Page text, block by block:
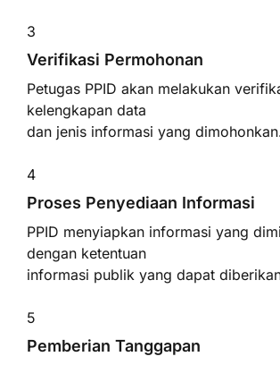
3
Verifikasi Permohonan
Petugas PPID akan melakukan
kelengkapan data
dan jenis informasi yang
4
Proses Penyediaan Informasi
PPID menyiapkan informasi yang
dengan ketentuan
informasi publik yang dapat
5
Pemberian Tanggapan